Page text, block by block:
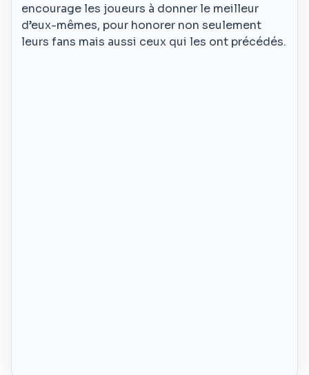
encourage les joueurs à donner le meilleur
d’eux-mêmes, pour honorer non seulement
leurs fans mais aussi ceux qui les ont précédés.